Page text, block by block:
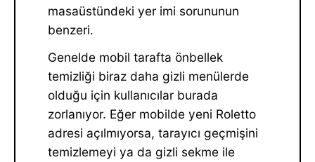
masaüstündeki yer imi sorununun
benzeri.
Genelde mobil tarafta önbellek
temizliği biraz daha gizli menülerde
olduğu için kullanıcılar burada
zorlanıyor. Eğer mobilde yeni Roletto
adresi açılmıyorsa, tarayıcı geçmişini
temizlemeyi ya da gizli sekme ile